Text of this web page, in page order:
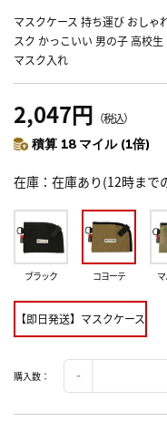
マスクケース 持ち運び おしゃ
スク かっこいい 男の子 高校
マスク入れ
2,047円 （税込）
積算 18 マイル (1倍)
在庫 在庫あり(12時まで
ブラック コヨーテ
【即日発送】マスクケース
購入数：